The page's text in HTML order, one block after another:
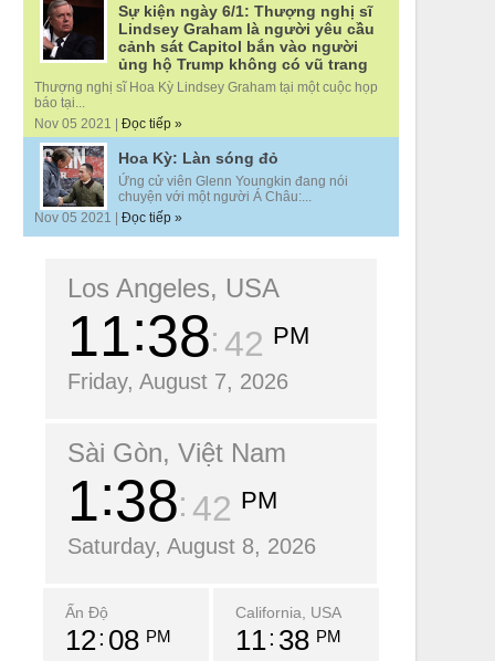
Sự kiện ngày 6/1: Thượng nghị sĩ
Lindsey Graham là người yêu cầu
cảnh sát Capitol bắn vào người
ủng hộ Trump không có vũ trang
Thượng nghị sĩ Hoa Kỳ Lindsey Graham tại một cuộc họp
báo tại...
Nov 05 2021 | Đọc tiếp »
Hoa Kỳ: Làn sóng đỏ
Ứng cử viên Glenn Youngkin đang nói
chuyện với một người Á Châu:...
Nov 05 2021 | Đọc tiếp »
Los Angeles, USA
11 38 44 PM
Friday, August 7, 2026
Sài Gòn, Việt Nam
1 38 44 PM
Saturday, August 8, 2026
Ấn Độ
12 08 PM
California, USA
11 38 PM